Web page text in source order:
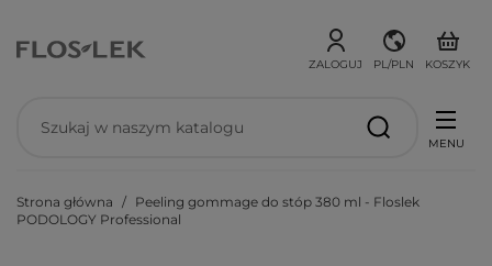
ZALOGUJ PL/PLN KOSZYK
MENU
Strona główna
Peeling gommage do stóp 380 ml - Floslek
PODOLOGY Professional